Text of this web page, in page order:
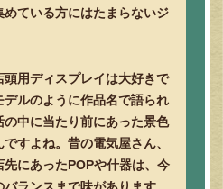
ている方にはたまらないジ
用ディスプレイは大好きで
ルのように作品名で語られ
中に当たり前にあった景色
すよね。昔の電気屋さん、
にあったPOPや什器は、今